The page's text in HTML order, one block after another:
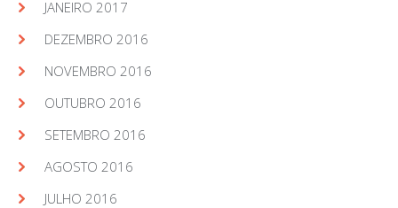
JANEIRO 2017
DEZEMBRO 2016
NOVEMBRO 2016
OUTUBRO 2016
SETEMBRO 2016
AGOSTO 2016
JULHO 2016